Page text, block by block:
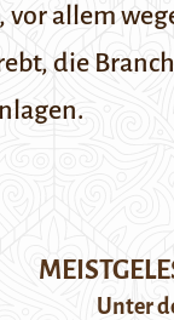
vor allem
die
Unter